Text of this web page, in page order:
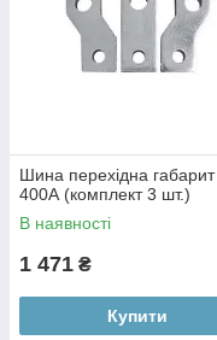
Шина перехідна габарит
400А (комплект 3 шт.)
В наявності
1 471 ₴
Купити